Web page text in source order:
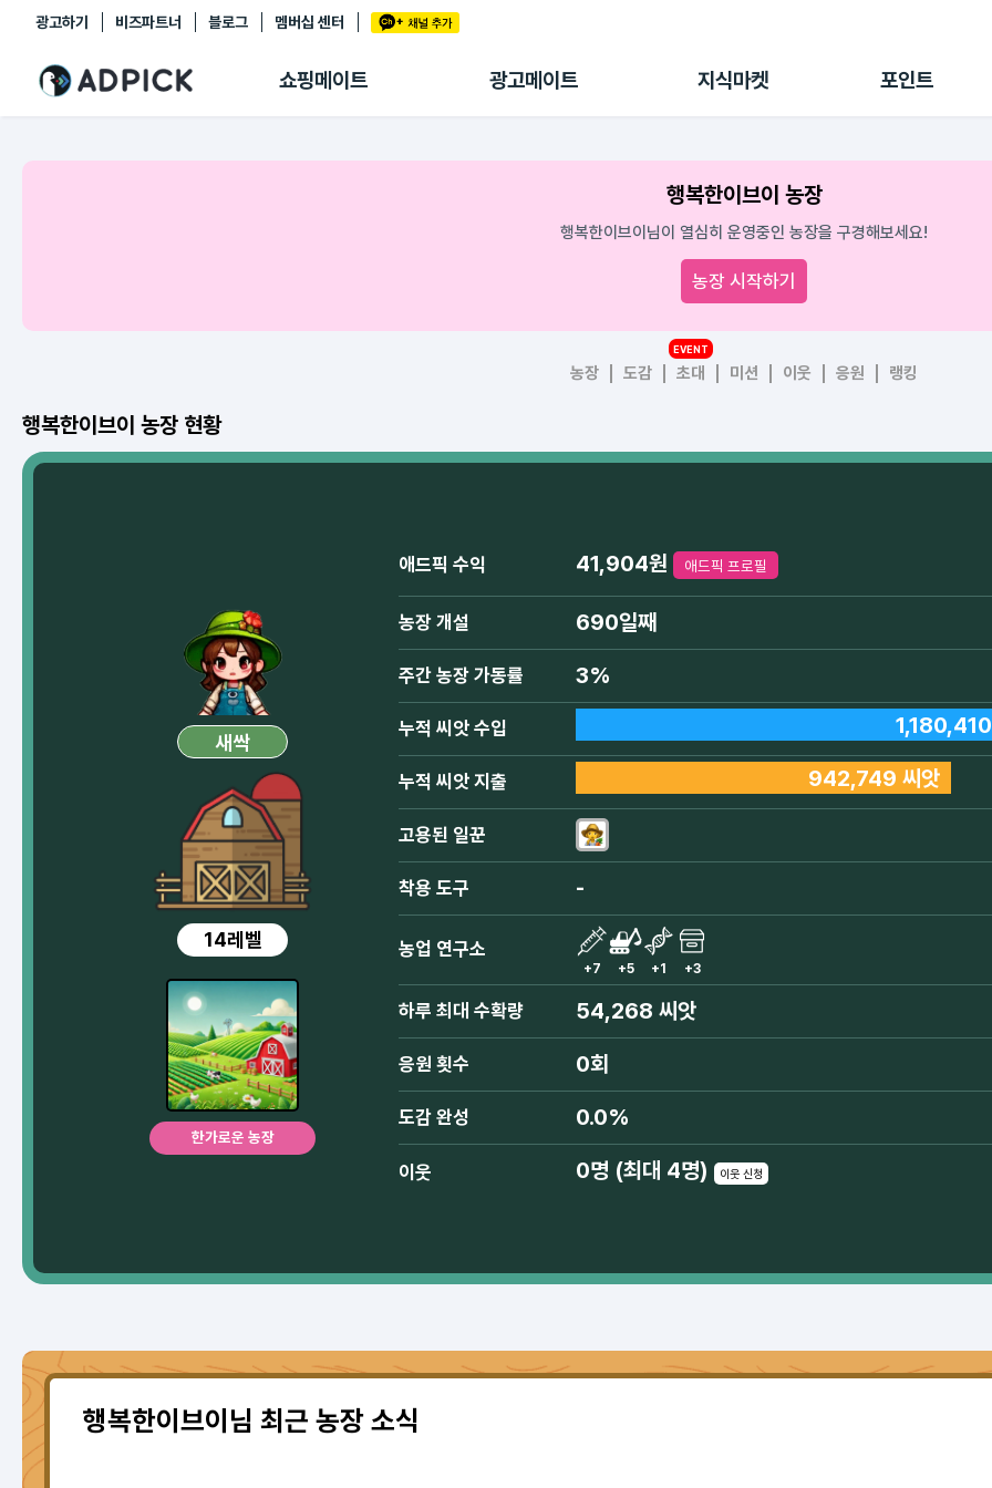
광고하기 비즈파트너 블로그 멤버십 센터
쇼핑메이트 광고메이트 지식마켓 포인트
추천상품
쇼핑 에이전트
링크관리
광고리포트
출석 룰렛
후원
행복한이브이 농장
행복한이브이님이 열심히 운영중인 농장을 구경해보세요!
농장 시작하기
농장 도감 초대
EVENT
미션 이웃 응원 랭킹
행복한이브이 농장 현황
새싹
14레벨
한가로운 농장
애드픽 수익 41,904원 애드픽 프로필
농장 개설 690일째
주간 농장 가동률 3%
누적 씨앗 수입
누적 씨앗 지출 942,749 씨앗
고용된 일꾼
착용 도구 -
농업 연구소
+7 +5 +1 +3
하루 최대 수확량 54,268 씨앗
응원 횟수 0회
도감 완성 0.0%
이웃 0명 (최대 4명) 이웃 신청
행복한이브이님 최근 농장 소식